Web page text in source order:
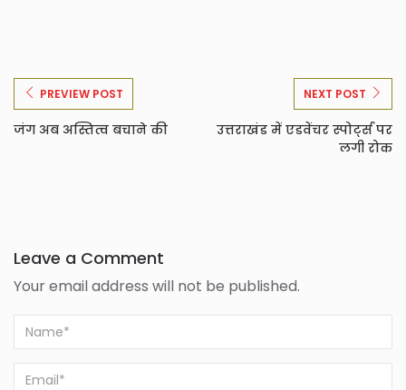
PREVIEW POST
जंग अब अस्तित्व बचाने की
NEXT POST
उत्तराखंड में एडवेंचर स्पोर्ट्स पर
लगी रोक
Leave a Comment
Your email address will not be published.